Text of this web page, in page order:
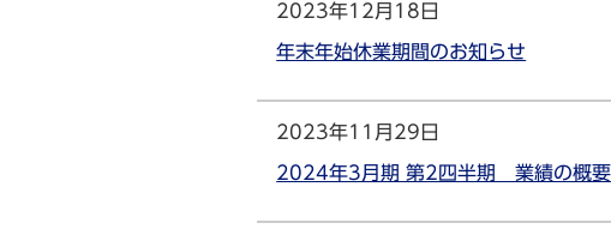
2023年12月18日
年末年始休業期間のお知らせ
2023年11月29日
2024年3月期 第2四半期 業績の概要